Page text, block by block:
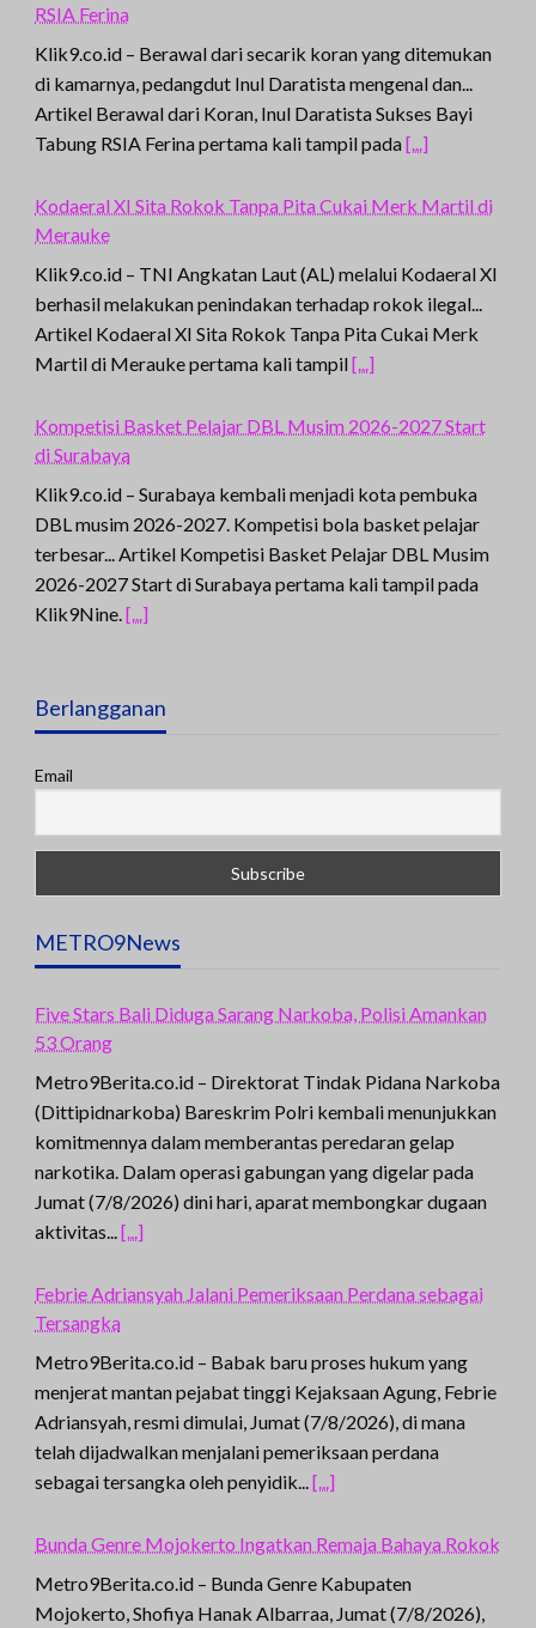
RSIA Ferina
Klik9.co.id – Berawal dari secarik koran yang ditemukan
di kamarnya, pedangdut Inul Daratista mengenal dan...
Artikel Berawal dari Koran, Inul Daratista Sukses Bayi
Tabung RSIA Ferina pertama kali tampil pada[...]
Kodaeral XI Sita Rokok Tanpa Pita Cukai Merk Martil di
Merauke
Klik9.co.id – TNI Angkatan Laut (AL) melalui Kodaeral XI
berhasil melakukan penindakan terhadap rokok ilegal...
Artikel Kodaeral XI Sita Rokok Tanpa Pita Cukai Merk
Martil di Merauke pertama kali tampil[...]
Kompetisi Basket Pelajar DBL Musim 2026-2027 Start
di Surabaya
Klik9.co.id – Surabaya kembali menjadi kota pembuka
DBL musim 2026-2027. Kompetisi bola basket pelajar
terbesar... Artikel Kompetisi Basket Pelajar DBL Musim
2026-2027 Start di Surabaya pertama kali tampil pada
Klik9Nine.[...]
Berlangganan
Email
METRO9News
Five Stars Bali Diduga Sarang Narkoba, Polisi Amankan
53 Orang
Metro9Berita.co.id – Direktorat Tindak Pidana Narkoba
(Dittipidnarkoba) Bareskrim Polri kembali menunjukkan
komitmennya dalam memberantas peredaran gelap
narkotika. Dalam operasi gabungan yang digelar pada
Jumat (7/8/2026) dini hari, aparat membongkar dugaan
aktivitas... [...]
Febrie Adriansyah Jalani Pemeriksaan Perdana sebagai
Tersangka
Metro9Berita.co.id – Babak baru proses hukum yang
menjerat mantan pejabat tinggi Kejaksaan Agung, Febrie
Adriansyah, resmi dimulai, Jumat (7/8/2026), di mana
telah dijadwalkan menjalani pemeriksaan perdana
sebagai tersangka oleh penyidik... [...]
Bunda Genre Mojokerto Ingatkan Remaja Bahaya Rokok
Metro9Berita.co.id – Bunda Genre Kabupaten
Mojokerto, Shofiya Hanak Albarraa, Jumat (7/8/2026),